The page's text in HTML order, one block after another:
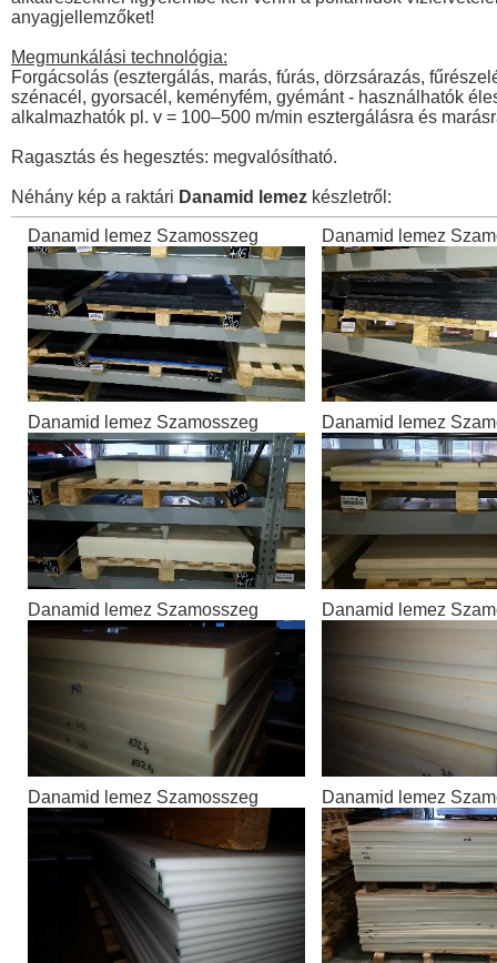
anyagjellemzőket!
Megmunkálási technológia:
Forgácsolás (esztergálás, marás, fúrás, dörzsárazás,
szénacél, gyorsacél, keményfém, gyémánt - használhatók
alkalmazhatók pl. v = 100–500 m/min esztergálásra és
Ragasztás és hegesztés: megvalósítható.
Néhány kép a raktári Danamid lemez készletről:
Danamid lemez Szamosszeg Danamid lemez
Danamid lemez Szamosszeg Danamid lemez
Danamid lemez Szamosszeg Danamid lemez
Danamid lemez Szamosszeg Danamid lemez